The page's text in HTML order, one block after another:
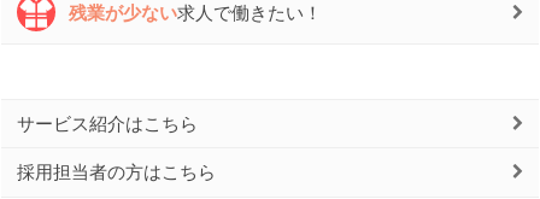
残業が少ない求人で働きたい！
サービス紹介はこちら
採用担当者の方はこちら